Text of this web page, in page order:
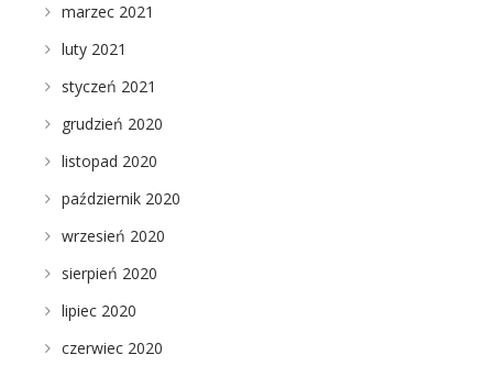
marzec 2021
luty 2021
styczeń 2021
grudzień 2020
listopad 2020
październik 2020
wrzesień 2020
sierpień 2020
lipiec 2020
czerwiec 2020